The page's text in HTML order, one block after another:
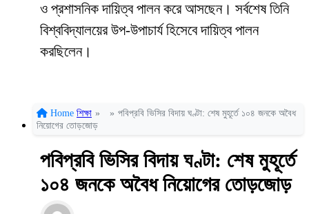
ও প্রশাসনিক দায়িত্ব পালন করে আসছেন। সর্বশেষ তিনি
বিশ্ববিদ্যালয়ের উপ-উপাচার্য হিসেবে দায়িত্ব পালন
করছিলেন।
Home শিক্ষা » » পবিপ্রবি ভিসির বিদায় ঘণ্টা: শেষ মুহূর্তে ১০৪ জনকে অবৈধ
নিয়োগের তোড়জোড়
পবিপ্রবি ভিসির বিদায় ঘণ্টা: শেষ মুহূর্তে
১০৪ জনকে অবৈধ নিয়োগের তোড়জোড়